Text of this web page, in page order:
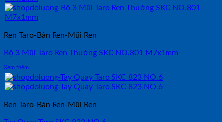
Ren Taro-Bàn Ren-Mũi Ren
Bộ 3 Mũi Taro Ren Thường SKC NO.801 M7x1mm
Xem thêm
Ren Taro-Bàn Ren-Mũi Ren